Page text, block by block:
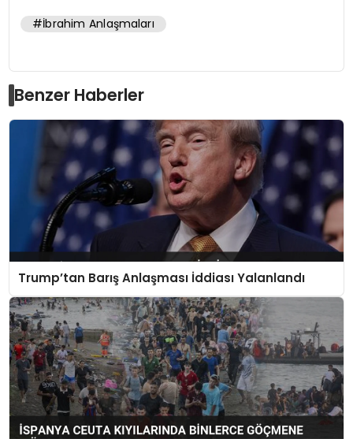
#İbrahim Anlaşmaları
Benzer Haberler
Trump’tan Barış Anlaşması İddiası Yalanlandı